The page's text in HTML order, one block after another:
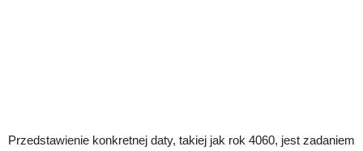
Przedstawienie konkretnej daty, takiej jak rok 4060, jest zadaniem